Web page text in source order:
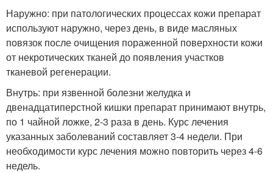
Наружно: при патологических процессах кожи препарат
используют наружно, через день, в виде масляных
повязок после очищения пораженной поверхности кожи
от некротических тканей до появления участков
тканевой регенерации.
Внутрь: при язвенной болезни желудка и
двенадцатиперстной кишки препарат принимают внутрь,
по 1 чайной ложке, 2-3 раза в день. Курс лечения
указанных заболеваний составляет 3-4 недели. При
необходимости курс лечения можно повторить через 4-6
недель.